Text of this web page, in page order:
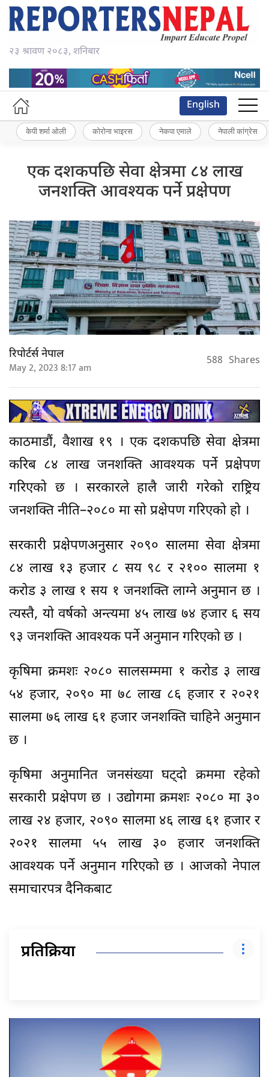
२३ श्रावण २०८३, शनिबार
English
केपी शर्मा ओली कोरोना भाइरस नेकपा एमाले नेपाली कांग्रेस
एक दशकपछि सेवा क्षेत्रमा ८४ लाख
जनशक्ति आवश्यक पर्ने प्रक्षेपण
रिपोर्टर्स नेपाल
May 2, 2023 8:17 am 588 Shares
काठमाडौं, वैशाख १९ । एक दशकपछि सेवा क्षेत्रमा
करिब ८४ लाख जनशक्ति आवश्यक पर्ने प्रक्षेपण
गरिएको छ । सरकारले हालै जारी गरेको राष्ट्रिय
जनशक्ति नीति–२०८० मा सो प्रक्षेपण गरिएको हो ।
सरकारी प्रक्षेपणअनुसार २०९० सालमा सेवा क्षेत्रमा
८४ लाख १३ हजार ८ सय ९८ र २१०० सालमा १
करोड ३ लाख १ सय १ जनशक्ति लाग्ने अनुमान छ ।
त्यस्तै, यो वर्षको अन्त्यमा ४५ लाख ७४ हजार ६ सय
९३ जनशक्ति आवश्यक पर्ने अनुमान गरिएको छ ।
कृषिमा क्रमशः २०८० सालसम्ममा १ करोड ३ लाख
५४ हजार, २०९० मा ७८ लाख ८६ हजार र २०२१
सालमा ७६ लाख ६१ हजार जनशक्ति चाहिने अनुमान
छ ।
कृषिमा अनुमानित जनसंख्या घट्दो क्रममा रहेको
सरकारी प्रक्षेपण छ । उद्योगमा क्रमशः २०८० मा ३०
लाख २४ हजार, २०९० सालमा ४६ लाख ६१ हजार र
२०२१ सालमा ५५ लाख ३० हजार जनशक्ति
आवश्यक पर्ने अनुमान गरिएको छ । आजको नेपाल
समाचारपत्र दैनिकबाट
प्रतिक्रिया